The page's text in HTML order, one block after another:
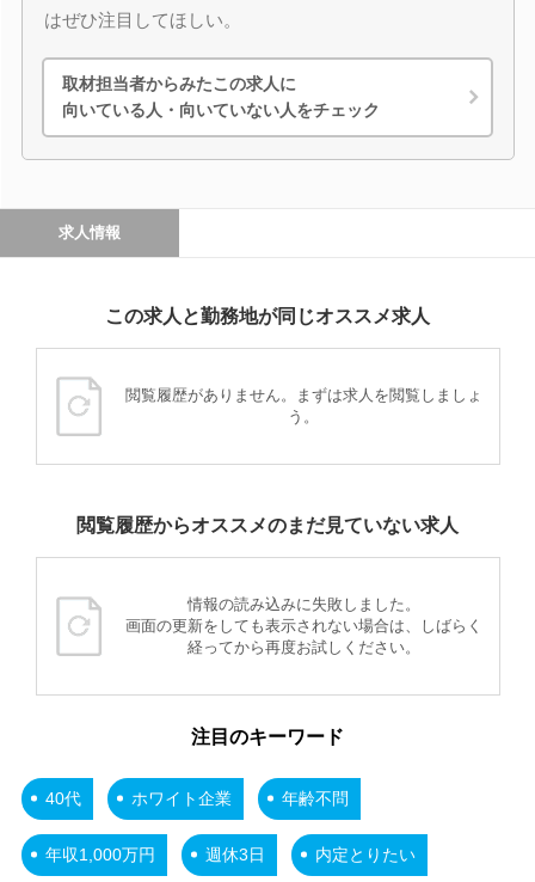
はぜひ注目してほしい。
取材担当者からみたこの求人に
向いている人・向いていない人をチェック
求人情報
この求人と勤務地が同じオススメ求人
閲覧履歴がありません。まずは求人を閲覧しましょ
う。
閲覧履歴からオススメのまだ見ていない求人
情報の読み込みに失敗しました。
画面の更新をしても表示されない場合は、しばらく
経ってから再度お試しください。
注目のキーワード
40代 ホワイト企業 年齢不問
年収1,000万円 週休3日 内定とりたい